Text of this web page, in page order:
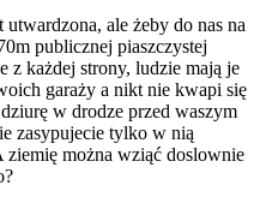
ale żeby do nas na
publicznej piaszczystej
z każdej strony, ludzie mają je
garaży a nikt nie kwapi się
w drodze przed waszym
zasypujecie tylko w nią
można wziąć doslownie